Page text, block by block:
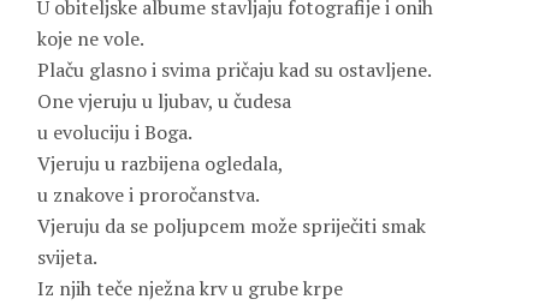
U obiteljske albume stavljaju fotografije i onih
koje ne vole.
Plaču glasno i svima pričaju kad su ostavljene.
One vjeruju u ljubav, u čudesa
u evoluciju i Boga.
Vjeruju u razbijena ogledala,
u znakove i proročanstva.
Vjeruju da se poljupcem može spriječiti smak
svijeta.
Iz njih teče nježna krv u grube krpe